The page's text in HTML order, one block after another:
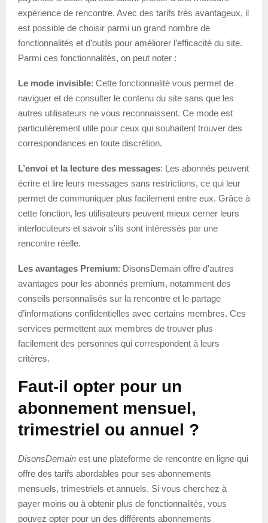
expérience de rencontre. Avec des tarifs très avantageux, il
est possible de choisir parmi un grand nombre de
fonctionnalités et d’outils pour améliorer l’efficacité du site.
Parmi ces fonctionnalités, on peut noter :
Le mode invisible: Cette fonctionnalité vous permet de
naviguer et de consulter le contenu du site sans que les
autres utilisateurs ne vous reconnaissent. Ce mode est
particulièrement utile pour ceux qui souhaitent trouver des
correspondances en toute discrétion.
L’envoi et la lecture des messages: Les abonnés peuvent
écrire et lire leurs messages sans restrictions, ce qui leur
permet de communiquer plus facilement entre eux. Grâce à
cette fonction, les utilisateurs peuvent mieux cerner leurs
interlocuteurs et savoir s’ils sont intéressés par une
rencontre réelle.
Les avantages Premium: DisonsDemain offre d’autres
avantages pour les abonnés premium, notamment des
conseils personnalisés sur la rencontre et le partage
d’informations confidentielles avec certains membres. Ces
services permettent aux membres de trouver plus
facilement des personnes qui correspondent à leurs
critères.
Faut-il opter pour un
abonnement mensuel,
trimestriel ou annuel ?
DisonsDemain est une plateforme de rencontre en ligne qui
offre des tarifs abordables pour ses abonnements
mensuels, trimestriels et annuels. Si vous cherchez à
payer moins ou à obtenir plus de fonctionnalités, vous
pouvez opter pour un des différents abonnements